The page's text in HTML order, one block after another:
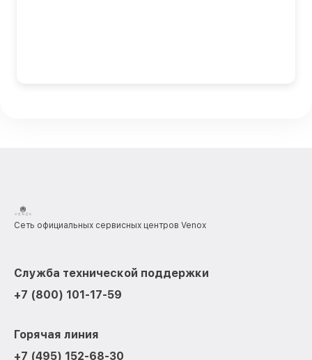
Сеть официальных сервисных центров Venox
Служба технической поддержки
+7 (800) 101-17-59
Горячая линия
+7 (495) 152-68-30